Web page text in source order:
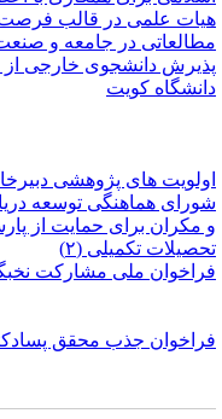
علمی در قالب فرصت
در جامعه و صنعت
دانشجوی خارجی از
کویت
های پژوهشی
هماهنگی توسعه
مکران برای حمایت از
تکمیلی (۲)
ملی مشارکت
جذب محقق